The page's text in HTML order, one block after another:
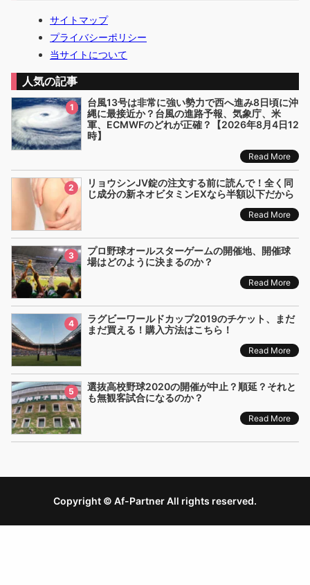
サイトマップ
プライバシーポリシー
当サイトについて
人気の記事
1
台風13号は非常に強い勢力で西へ進み8日頃に沖
縄に最接近か？台風の進路予報、気象庁、米
軍、ECMWFのどれが正確？【2026年8月4日12
時】
Read More
2
リョウシンJV錠の注文する前に読んで！全く同
じ成分の新ネオビタミンEXなら半額以下だから
Read More
3
プロ野球オールスターゲームの開催地、開催球
場はどのように決まるのか？
Read More
4
ラグビーワールドカップ2019のチケット、まだ
まだ買える！購入方法はこちら！
Read More
5
選抜高校野球2020の開催が中止？順延？それと
も無観客試合になるのか？
Read More
Copyright © Af-Partner All rights reserved.